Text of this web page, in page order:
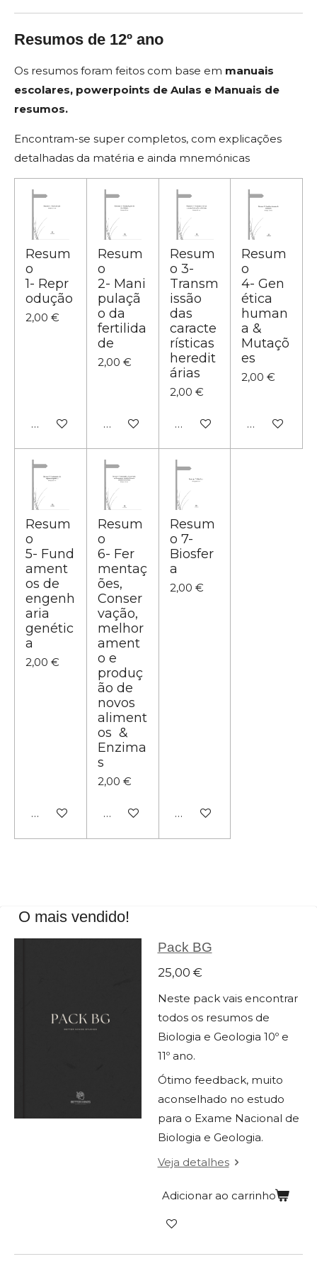
Resumos de 12º ano
Os resumos foram feitos com base em manuais
escolares, powerpoints de Aulas e Manuais de
resumos.
Encontram-se super completos, com explicações
detalhadas da matéria e ainda mnemónicas
Resum
o
1- Repr
odução
2,00 €
Adicionar ao carrinho
Resum
o
2- Mani
pulaçã
o da
fertilida
de
2,00 €
Adicionar ao carrinho
Resum
o 3-
Transm
issão
das
caracte
rísticas
heredit
árias
2,00 €
Adicionar ao carrinho
Resum
o
4- Gen
ética
human
a &
Mutaçõ
es
2,00 €
Adicionar
Resum
o
5- Fund
ament
os de
engenh
aria
genétic
a
2,00 €
Adicionar ao carrinho
Resum
o
6- Fer
mentaç
ões,
Conser
vação,
melhor
ament
o e
produç
ão de
novos
aliment
os &
Enzima
s
2,00 €
Adicionar ao carrinho
Resum
o 7-
Biosfer
a
2,00 €
Adicionar ao carrinho
O mais vendido!
Pack BG
25,00 €
Neste pack vais encontrar
todos os resumos de
Biologia e Geologia 10º e
11º ano.
Ótimo feedback, muito
aconselhado no estudo
para o Exame Nacional de
Biologia e Geologia.
Veja detalhes
Adicionar ao carrinho